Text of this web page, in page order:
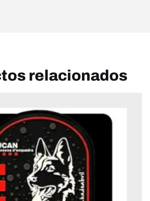
relacionados